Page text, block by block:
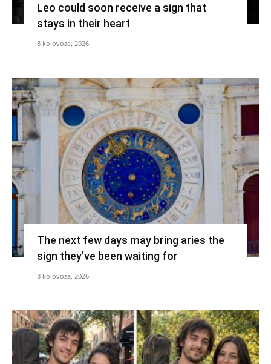
Leo could soon receive a sign that
stays in their heart
8 kolovoza, 2026
The next few days may bring aries the
sign they’ve been waiting for
8 kolovoza, 2026